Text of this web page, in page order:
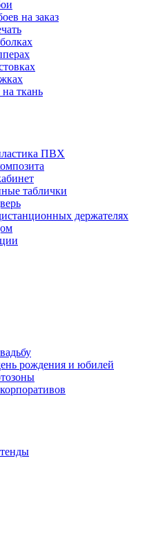
на заказ
ткань
ПВХ
таблички
держателях
рождения и юбилей